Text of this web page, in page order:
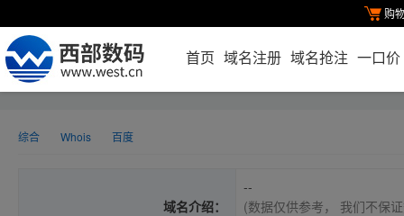
购
首页 域名注册 域名抢注 一口价
综合 Whois 百度
域名介绍：
--
(数据仅供参考， 我们不保